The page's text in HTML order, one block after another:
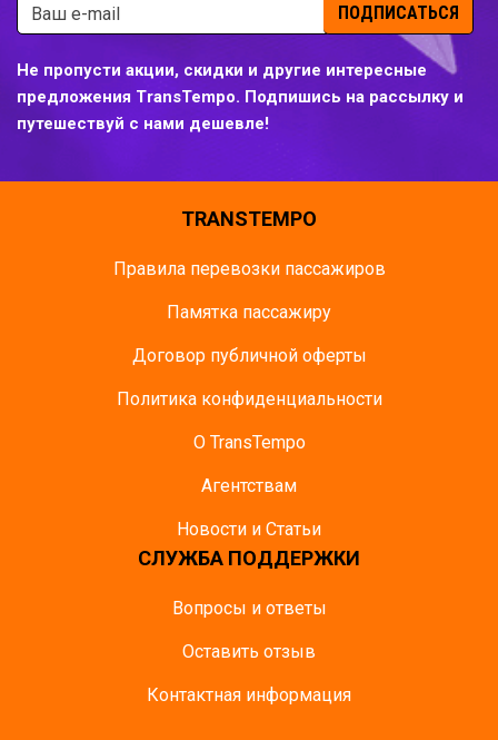
ПОДПИСАТЬСЯ
Не пропусти акции, скидки и другие интересные
предложения TransTempo. Подпишись на рассылку и
путешествуй с нами дешевле!
TRANSTEMPO
Правила перевозки пассажиров
Памятка пасcажиру
Договор публичной оферты
Политика конфиденциальности
О TransTempo
Агентствам
Новости и Статьи
СЛУЖБА ПОДДЕРЖКИ
Вопросы и ответы
Оставить отзыв
Контактная информация